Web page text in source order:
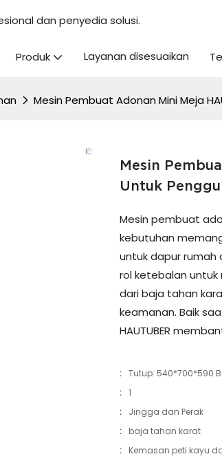
dan penyedia solusi.
Produk Layanan disesuaikan
Mesin Pembuat Adonan Mini Meja
Mesin
Untuk
Mesin pembuat
kebutuhan
untuk dapur rumah
rol ketebalan untuk
dari baja tahan
keamanan. Baik
HAUTUBER
: Tutup: 540*700*590
: 1
:
Jingga dan Perak
:
baja tahan karat
:
Kemasan peti kayu